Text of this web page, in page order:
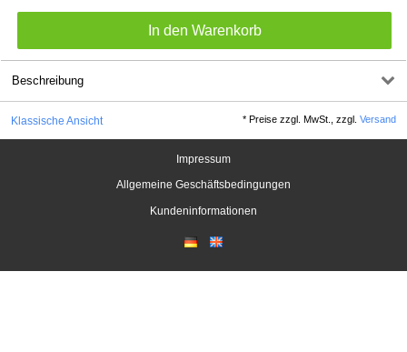
Beschreibung
Klassische Ansicht *Preise zzgl. MwSt., zzgl.Versand
Impressum
Allgemeine Geschäftsbedingungen
Kundeninformationen